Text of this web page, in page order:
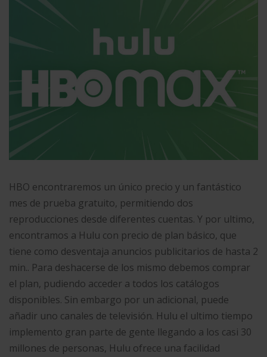
HBO encontraremos un único precio y un fantástico
mes de prueba gratuito, permitiendo dos
reproducciones desde diferentes cuentas. Y por ultimo,
encontramos a Hulu con precio de plan básico, que
tiene como desventaja anuncios publicitarios de hasta 2
min.. Para deshacerse de los mismo debemos comprar
el plan, pudiendo acceder a todos los catálogos
disponibles. Sin embargo por un adicional, puede
añadir uno canales de televisión. Hulu el ultimo tiempo
implemento gran parte de gente llegando a los casi 30
millones de personas, Hulu ofrece una facilidad